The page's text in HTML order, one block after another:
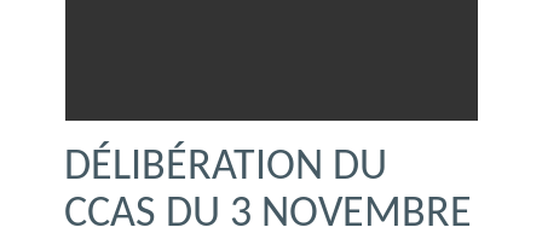
DÉLIBÉRATION DU
CCAS DU 3 NOVEMBRE